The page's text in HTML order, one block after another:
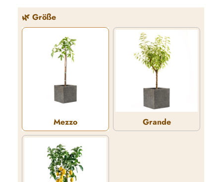
🌿 Größeauswählen
Mezzo
Mezzo
Grande